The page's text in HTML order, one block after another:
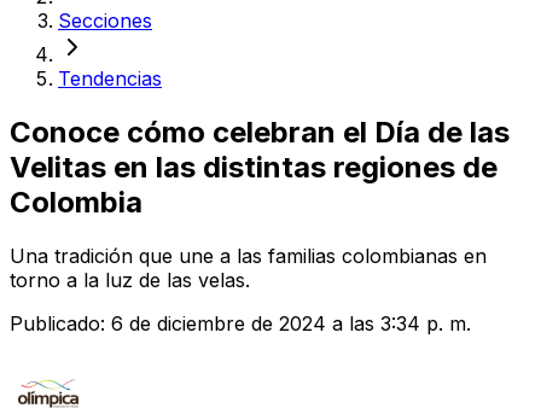
Secciones
Tendencias
Conoce cómo celebran el Día de las
Velitas en las distintas regiones de
Colombia
Una tradición que une a las familias colombianas en
torno a la luz de las velas.
Publicado: 6 de diciembre de 2024 a las 3:34 p. m.